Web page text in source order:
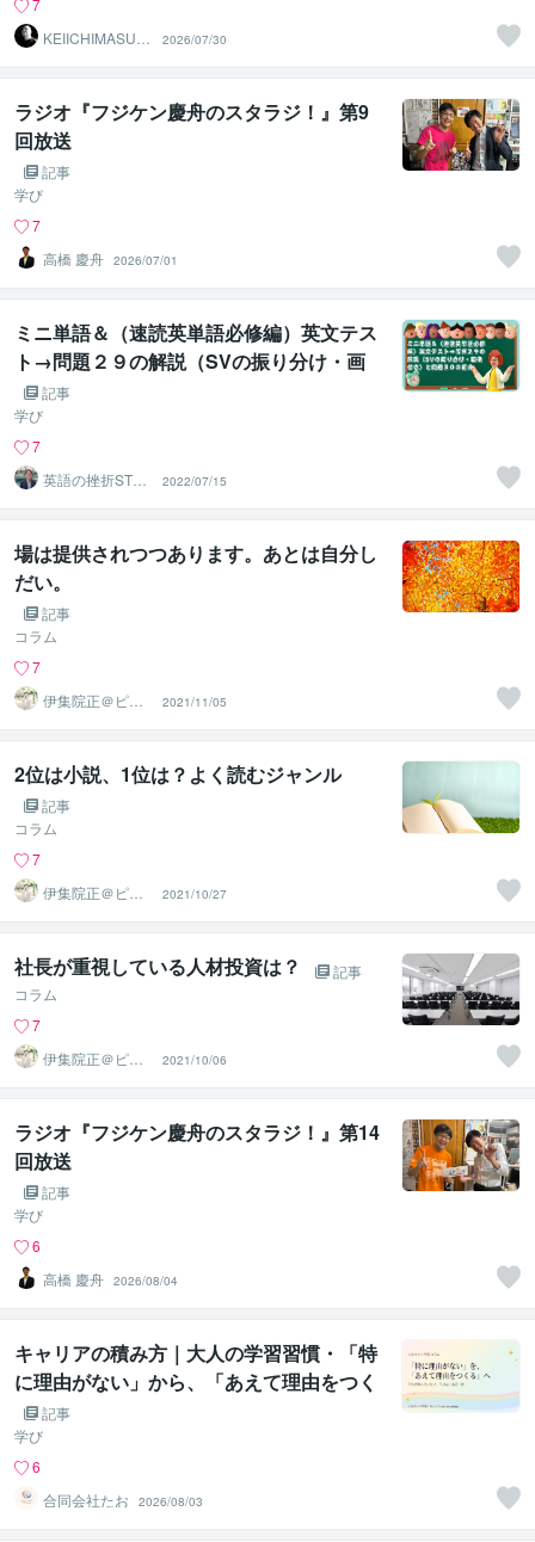
7
KEIICHIMASUD
2026/07/30
ラジオ『フジケン慶舟のスタラジ！』第9
回放送
記事
学び
7
高橋 慶舟 2026/07/01
ミニ単語＆（速読英単語必修編）英文テス
ト→問題２９の解説（SVの振り分け・画
像付き）と問題３０の紹介
記事
学び
7
英語の挫折STO
P！伴走コーチ中
村
2022/07/15
場は提供されつつあります。あとは自分し
だい。
記事
コラム
7
伊集院正＠ピー
プルエナジー株
式会社
2021/11/05
2位は小説、1位は？よく読むジャンル
記事
コラム
7
伊集院正＠ピー
プルエナジー株
式会社
2021/10/27
社長が重視している人材投資は？
記事
コラム
7
伊集院正＠ピー
プルエナジー株
式会社
2021/10/06
ラジオ『フジケン慶舟のスタラジ！』第14
回放送
記事
学び
6
高橋 慶舟 2026/08/04
キャリアの積み方｜大人の学習習慣・「特
に理由がない」から、「あえて理由をつく
る」へ
記事
学び
6
合同会社たお
2026/08/03